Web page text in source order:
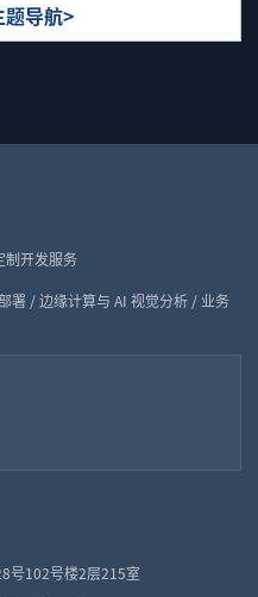
导航
制开发服务
署 / 边缘计算与 AI 视觉分析 / 业务
号102号楼2层215室